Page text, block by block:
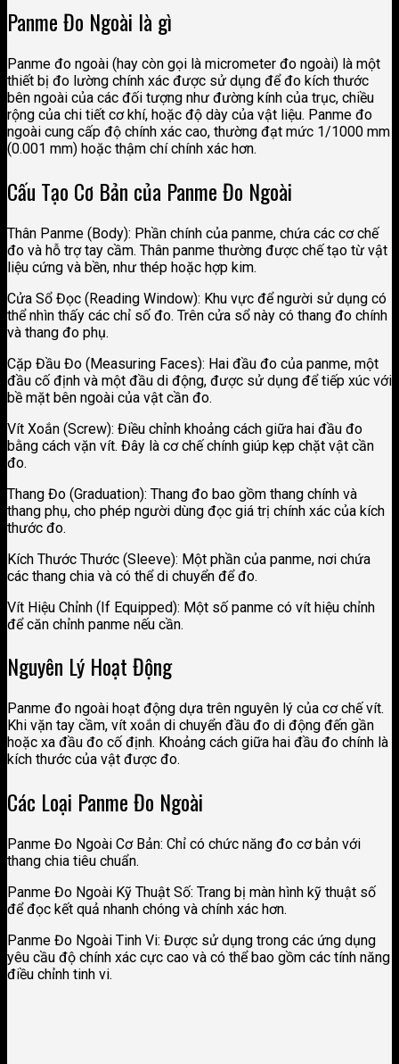
Panme Đo Ngoài là gì
Panme đo ngoài (hay còn gọi là micrometer đo ngoài) là một
thiết bị đo lường chính xác được sử dụng để đo kích thước
bên ngoài của các đối tượng như đường kính của trục, chiều
rộng của chi tiết cơ khí, hoặc độ dày của vật liệu. Panme đo
ngoài cung cấp độ chính xác cao, thường đạt mức 1/1000 mm
(0.001 mm) hoặc thậm chí chính xác hơn.
Cấu Tạo Cơ Bản của Panme Đo Ngoài
Thân Panme (Body): Phần chính của panme, chứa các cơ chế
đo và hỗ trợ tay cầm. Thân panme thường được chế tạo từ vật
liệu cứng và bền, như thép hoặc hợp kim.
Cửa Sổ Đọc (Reading Window): Khu vực để người sử dụng có
thể nhìn thấy các chỉ số đo. Trên cửa sổ này có thang đo chính
và thang đo phụ.
Cặp Đầu Đo (Measuring Faces): Hai đầu đo của panme, một
đầu cố định và một đầu di động, được sử dụng để tiếp xúc với
bề mặt bên ngoài của vật cần đo.
Vít Xoắn (Screw): Điều chỉnh khoảng cách giữa hai đầu đo
bằng cách vặn vít. Đây là cơ chế chính giúp kẹp chặt vật cần
đo.
Thang Đo (Graduation): Thang đo bao gồm thang chính và
thang phụ, cho phép người dùng đọc giá trị chính xác của kích
thước đo.
Kích Thước Thước (Sleeve): Một phần của panme, nơi chứa
các thang chia và có thể di chuyển để đo.
Vít Hiệu Chỉnh (If Equipped): Một số panme có vít hiệu chỉnh
để căn chỉnh panme nếu cần.
Nguyên Lý Hoạt Động
Panme đo ngoài hoạt động dựa trên nguyên lý của cơ chế vít.
Khi vặn tay cầm, vít xoắn di chuyển đầu đo di động đến gần
hoặc xa đầu đo cố định. Khoảng cách giữa hai đầu đo chính là
kích thước của vật được đo.
Các Loại Panme Đo Ngoài
Panme Đo Ngoài Cơ Bản: Chỉ có chức năng đo cơ bản với
thang chia tiêu chuẩn.
Panme Đo Ngoài Kỹ Thuật Số: Trang bị màn hình kỹ thuật số
để đọc kết quả nhanh chóng và chính xác hơn.
Panme Đo Ngoài Tinh Vi: Được sử dụng trong các ứng dụng
yêu cầu độ chính xác cực cao và có thể bao gồm các tính năng
điều chỉnh tinh vi.